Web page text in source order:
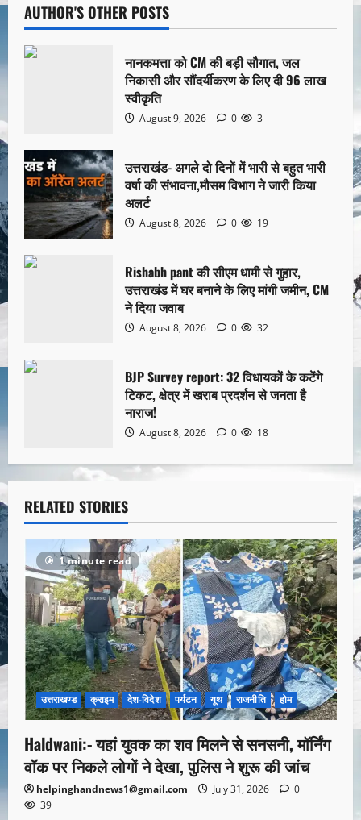
AUTHOR'S OTHER POSTS
नानकमत्ता को CM की बड़ी सौगात, जल
निकासी और सौंदर्यीकरण के लिए दी 96 लाख
स्वीकृति
August 9, 2026 0 3
उत्तराखंड- अगले दो दिनों में भारी से बहुत भारी
वर्षा की संभावना,मौसम विभाग ने जारी किया
अलर्ट
August 8, 2026 0 19
Rishabh pant की सीएम धामी से गुहार,
उत्तराखंड में घर बनाने के लिए मांगी जमीन, CM
ने दिया जवाब
August 8, 2026 0 32
BJP Survey report: 32 विधायकों के कटेंगे
टिकट, क्षेत्र में खराब प्रदर्शन से जनता है
नाराज!
August 8, 2026 0 18
RELATED STORIES
1 minute read
उत्तराखण्ड क्राइम देश-विदेश पर्यटन यूथ राजनीति होम
Haldwani:- यहां युवक का शव मिलने से सनसनी, मॉर्निंग
वॉक पर निकले लोगों ने देखा, पुलिस ने शुरू की जांच
helpinghandnews1@gmail.com July 31, 2026
0
39